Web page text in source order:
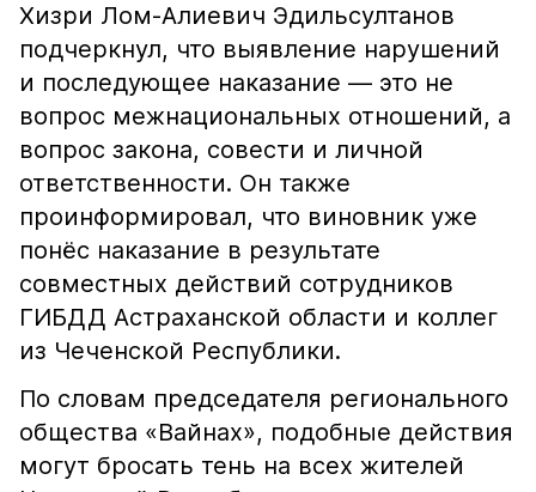
Хизри Лом-Алиевич Эдильсултанов
подчеркнул, что выявление нарушений
и последующее наказание — это не
вопрос межнациональных отношений, а
вопрос закона, совести и личной
ответственности. Он также
проинформировал, что виновник уже
понёс наказание в результате
совместных действий сотрудников
ГИБДД Астраханской области и коллег
из Чеченской Республики.
По словам председателя регионального
общества «Вайнах», подобные действия
могут бросать тень на всех жителей